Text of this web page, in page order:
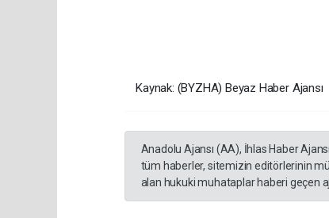
Kaynak: (BYZHA) Beyaz Haber Ajansı
Anadolu Ajansı (AA), İhlas Haber
tüm haberler, sitemizin editörlerinin
alan hukuki muhataplar haberi geçen